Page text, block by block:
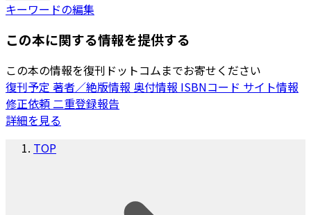
キーワードの編集
この本に関する情報を提供する
この本の情報を復刊ドットコムまでお寄せください
復刊予定 著者／絶版情報 奥付情報 ISBNコード サイト情報
修正依頼二重登録報告
詳細を見る
TOP